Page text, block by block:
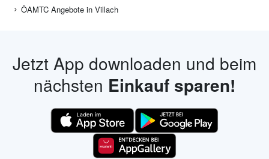
ÖAMTC Angebote in Villach
Jetzt App downloaden und beim
nächsten Einkauf sparen!